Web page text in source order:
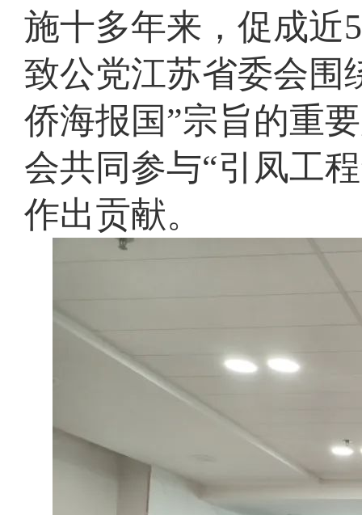
施十多年来，促成近
致公党江苏省委会围
侨海报国”宗旨的重
会共同参与“引凤工
作出贡献。